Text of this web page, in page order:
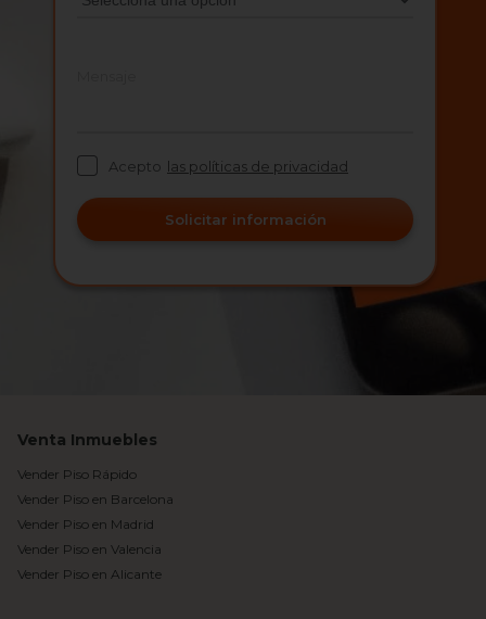
Acepto las políticas de privacidad
Solicitar información
Venta Inmuebles
Vender Piso Rápido
Vender Piso en Barcelona
Vender Piso en Madrid
Vender Piso en Valencia
Vender Piso en Alicante